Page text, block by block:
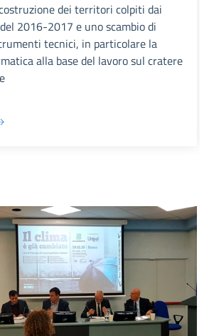
dei territori colpiti dai
2016-2017 e uno scambio di
tecnici, in particolare la
alla base del lavoro sul cratere